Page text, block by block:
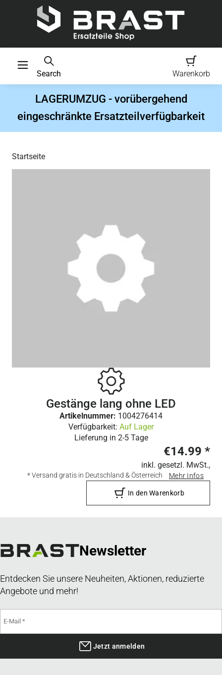
Search Warenkorb
LAGERUMZUG - vorübergehend
eingeschränkte Ersatzteilverfügbarkeit
Startseite
Gestänge lang ohne LED
Artikelnummer: 1004276414
Verfügbarkeit: Auf Lager
Lieferung in 2-5 Tage
€14.99 *
inkl. gesetzl. MwSt.,
* Versand gratis in Deutschland & Österreich Mehr Infos
In den Warenkorb
Newsletter
Entdecken Sie unsere Neuheiten, Aktionen, reduzierte
Angebote und mehr!
Jetzt anmelden